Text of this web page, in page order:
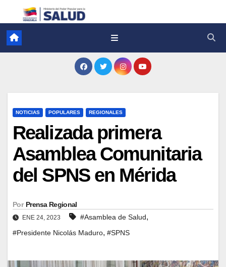
NOTICIAS POPULARES REGIONALES
Realizada primera
Asamblea Comunitaria
del SPNS en Mérida
Por Prensa Regional
ENE 24, 2023 #Asamblea de Salud,
#Presidente Nicolás Maduro, #SPNS